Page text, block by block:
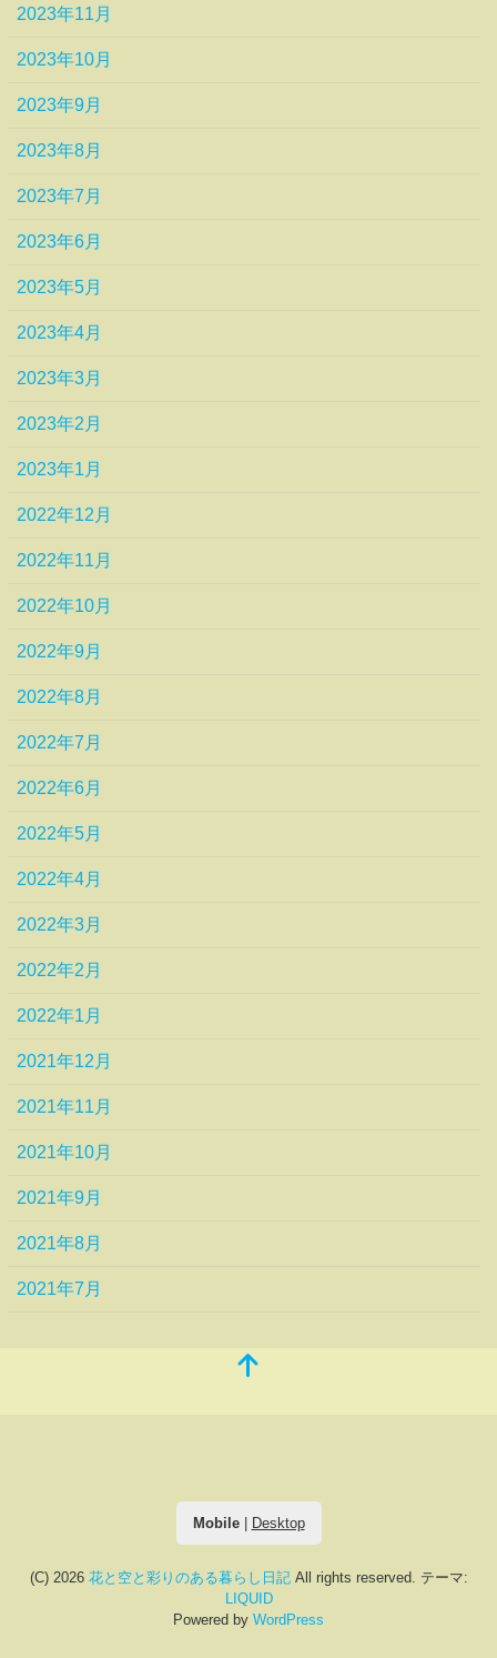
2023年11月
2023年10月
2023年9月
2023年8月
2023年7月
2023年6月
2023年5月
2023年4月
2023年3月
2023年2月
2023年1月
2022年12月
2022年11月
2022年10月
2022年9月
2022年8月
2022年7月
2022年6月
2022年5月
2022年4月
2022年3月
2022年2月
2022年1月
2021年12月
2021年11月
2021年10月
2021年9月
2021年8月
2021年7月
Mobile| Desktop
(C) 2026 花と空と彩りのある暮らし日記All rights reserved. テーマ:
LIQUID
Powered by WordPress